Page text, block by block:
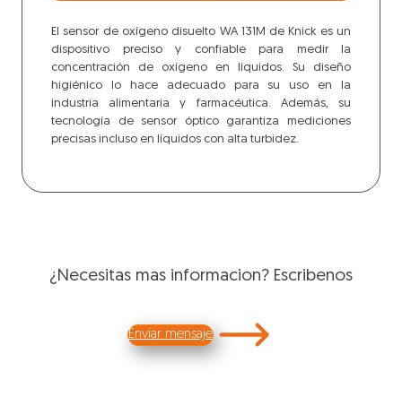
El sensor de oxígeno disuelto WA 131M de Knick es un
dispositivo preciso y confiable para medir la
concentración de oxígeno en líquidos. Su diseño
higiénico lo hace adecuado para su uso en la
industria alimentaria y farmacéutica. Además, su
tecnología de sensor óptico garantiza mediciones
precisas incluso en líquidos con alta turbidez.
¿Necesitas mas informacion? Escribenos
Enviar mensaje